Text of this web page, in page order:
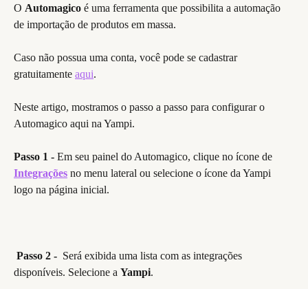
O Automagico é uma ferramenta que possibilita a automação
de importação de produtos em massa.
Caso não possua uma conta, você pode se cadastrar
gratuitamente aqui.
Neste artigo, mostramos o passo a passo para configurar o
Automagico aqui na Yampi.
Passo 1 - Em seu painel do Automagico, clique no ícone de
Integrações no menu lateral ou selecione o ícone da Yampi
logo na página inicial.
Passo 2 -
  Será exibida uma lista com as integrações
disponíveis. Selecione a Yampi.